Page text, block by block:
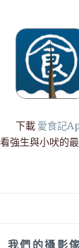
下載 愛食記
強生與小吠的
我們的攝影